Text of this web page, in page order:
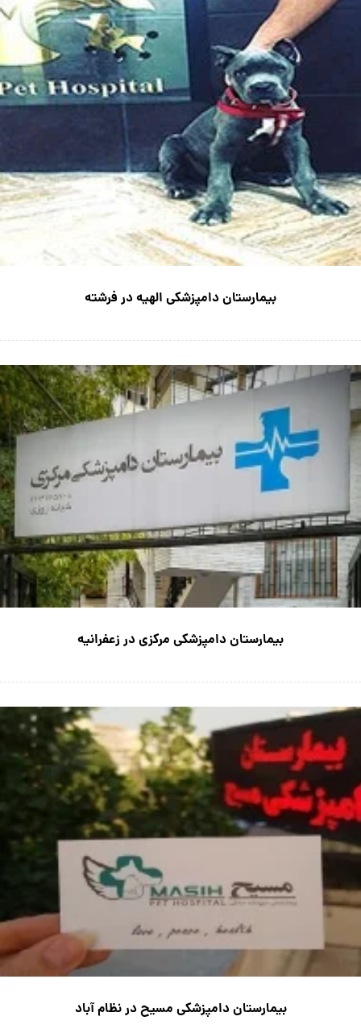
بیمارستان دامپزشکی الهیه در فرشته
بیمارستان دامپزشکی مرکزی در زعفرانیه
بیمارستان دامپزشکی مسیح در نظام آباد